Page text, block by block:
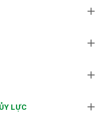
LỰC